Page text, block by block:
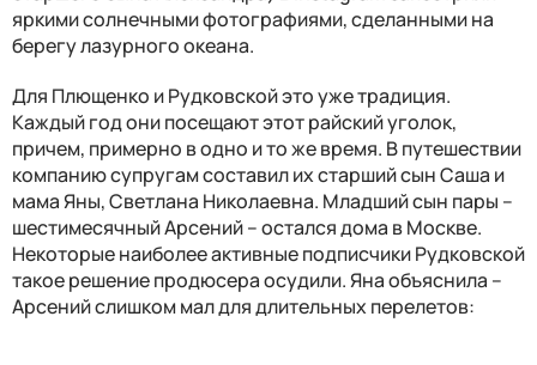
яркими солнечными фотографиями, сделанными на
берегу лазурного океана.
Для Плющенко и Рудковской это уже традиция.
Каждый год они посещают этот райский уголок,
причем, примерно в одно и то же время. В путешествии
компанию супругам составил их старший сын Саша и
мама Яны, Светлана Николаевна. Младший сын пары –
шестимесячный Арсений – остался дома в Москве.
Некоторые наиболее активные подписчики Рудковской
такое решение продюсера осудили. Яна объяснила –
Арсений слишком мал для длительных перелетов: